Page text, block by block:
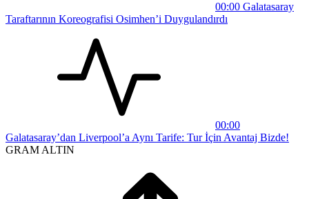
00:00 Galatasaray
Taraftarının Koreografisi Osimhen’i Duygulandırdı
00:00
Galatasaray’dan Liverpool’a Aynı Tarife: Tur İçin Avantaj Bizde!
GRAM ALTIN